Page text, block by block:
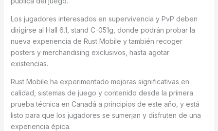
Los jugadores interesados en supervivencia y PvP deben
dirigirse al Hall 6.1, stand C-051g, donde podrán probar la
nueva experiencia de Rust Mobile y también recoger
posters y merchandising exclusivos, hasta agotar
existencias.
Rust Mobile ha experimentado mejoras significativas en
calidad, sistemas de juego y contenido desde la primera
prueba técnica en Canadá a principios de este año, y está
listo para que los jugadores se sumerjan y disfruten de una
experiencia épica.